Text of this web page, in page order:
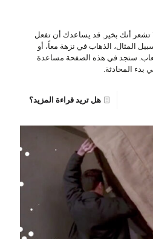
تشعر أنك بخير. قد يساعدك أن تفعل
المثال، الذهاب في نزهة معاً، أو
ستجد في هذه الصفحة مساعدة
المحادثة.
هل تريد قراءة المزيد؟